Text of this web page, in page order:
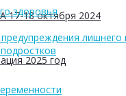
18 октября 2024
2025 год
здоровья
лишнего